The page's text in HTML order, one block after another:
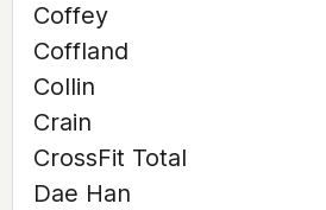
Coffey
Coffland
Collin
Crain
CrossFit Total
Dae Han